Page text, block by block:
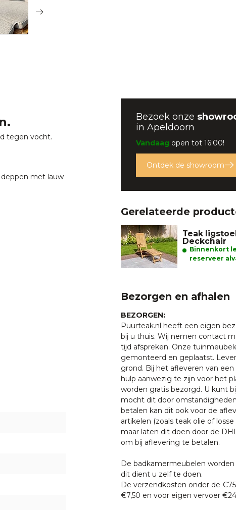
tegen vocht.
met lauw
Bezoek onze
in Apeldoorn
Vandaag open tot 16:00!
Ontdek de showroom
Gerelateerde
Teak
Deckchair
Binnenkort
reserveer
Bezorgen en afhalen
BEZORGEN:
Puurteak.nl heeft een eigen
bij u thuis. Wij nemen contact
tijd afspreken. Onze
gemonteerd en geplaatst.
grond. Bij het afleveren van
hulp aanwezig te zijn voor het
worden gratis bezorgd. U kunt
mocht dit door
betalen kan dit ook voor de
artikelen (zoals teak olie of
maar laten dit doen door de
om bij aflevering te betalen.
De badkamermeubelen
dit dient u zelf te doen.
De verzendkosten onder de
€7,50 en voor eigen vervoer